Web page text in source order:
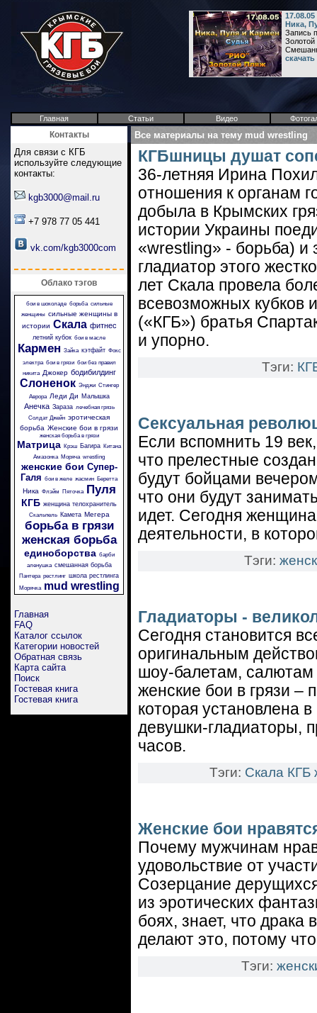
Ника,
Запись
Главная Статьи Видео
Контакты
Для связи с КГБ
используйте следующие
контакты:
kgb3000@mail.ru
+7 978 77 05 441
vk.com/kgb3000com
Облако тэгов
бои в шоколаде борьба сильные
женщины сильные женщины в
истории Скала фитнес
летний кубок бои в масле
Кармен Зайка кэтфайт Фокс
электра бои в грязи бои без правил
никита
Джокер бодибилдинг
Слоненок Энджи Стингер
Аврора
Леди Ди Малышка
Анечка Зараза лечебная грязь
Солдат Джейн эротическая
борьба Женские бои в грязи
женская борьба в грязи
Матрица Крэш Багира Китана
Амазонка Моряча wrestling
женские бои Супер-
Галя бои в желе жасмин Беретта
Ника Флэйм Пяточка Пуля
КГБ женщина телохранитель
Скальпель Камета Мегера
борьба в грязи
женская борьба
единоборства барби
аленушка смешанная борьба
Пантера рестлинг школа рестлинга
Морячка mud wrestling
Главная
FAQ
Каталог ссылок
Категории новостей
Обратная связь
Карта сайта
Поиск
Гостевая книга
Гостевая книга
Все материалы на тему mud wrestling
КГБшницы душат
36-летняя Ирина
отношения к органам
добыла в Крымских
истории Украины
«wrestling» - борьба) и
гладиатор этого
лет Скала провела
всевозможных кубков
(«КГБ») братья
и упорно.
Тэги:
Сексуальная
Если вспомнить 19
что прелестные
будут бойцами
что они будут
идет. Сегодня
деятельности, в
Тэги:
Гладиаторы -
Сегодня становится
оригинальным
шоу-балетам,
женские бои в грязи –
которая установлена
девушки-гладиаторы,
часов.
Тэги: Скала КГБ
Женские бои
Почему мужчинам
удовольствие от
Созерцание
из эротических
боях, знает, что
делают это, потому
Тэги: